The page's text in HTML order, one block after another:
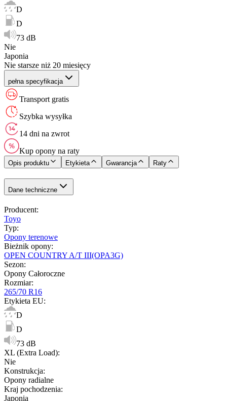
D
D
73 dB
Nie
Japonia
Nie starsze niż 20 miesięcy
pełna specyfikacja
Transport gratis
Szybka wysyłka
14 dni na zwrot
Kup opony na raty
Opis produktu Etykieta Gwarancja Raty
Dane techniczne
Producent:
Toyo
Typ:
Opony terenowe
Bieżnik opony:
OPEN COUNTRY A/T III(OPA3G)
Sezon:
Opony Całoroczne
Rozmiar:
265/70 R16
Etykieta EU:
D
D
73 dB
XL (Extra Load):
Nie
Konstrukcja:
Opony radialne
Kraj pochodzenia:
Japonia